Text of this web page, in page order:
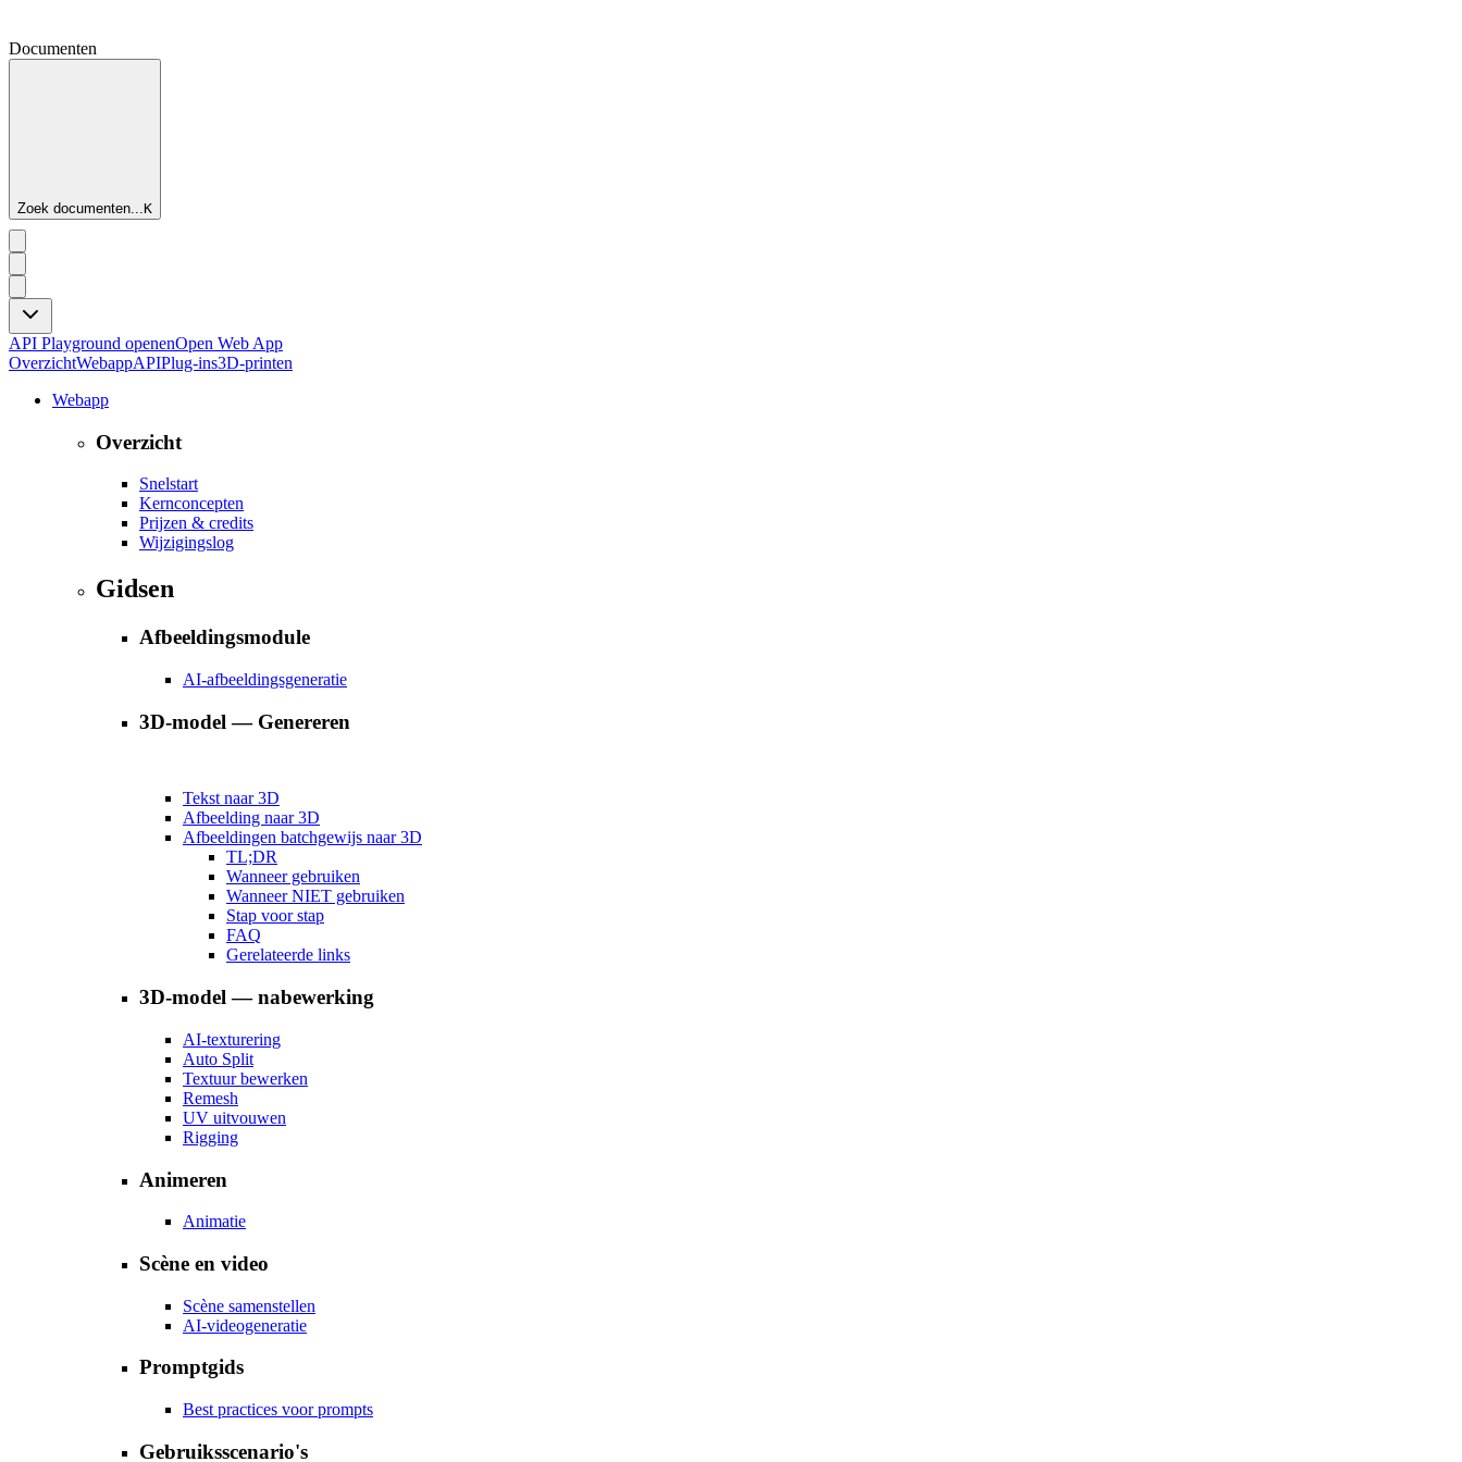
Documenten
Zoek documenten...K
API Playground openenOpen Web App
OverzichtWebappAPIPlug-ins3D-printen
Webapp
Overzicht
Snelstart
Kernconcepten
Prijzen & credits
Wijzigingslog
Gidsen
Afbeeldingsmodule
AI-afbeeldingsgeneratie
3D-model — Genereren
Tekst naar 3D
Afbeelding naar 3D
Afbeeldingen batchgewijs naar 3D
TL;DR
Wanneer gebruiken
Wanneer NIET gebruiken
Stap voor stap
FAQ
Gerelateerde links
3D-model — nabewerking
AI-texturering
Auto Split
Textuur bewerken
Remesh
UV uitvouwen
Rigging
Animeren
Animatie
Scène en video
Scène samenstellen
AI-videogeneratie
Promptgids
Best practices voor prompts
Gebruiksscenario's